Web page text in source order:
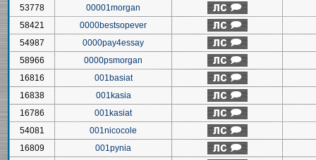
53778
00001morgan
58421
0000bestsopever
54987
0000pay4essay
58966
0000psmorgan
16816
001basiat
16838
001kasia
16786
001kasiat
54081
001nicocole
16809
001pynia